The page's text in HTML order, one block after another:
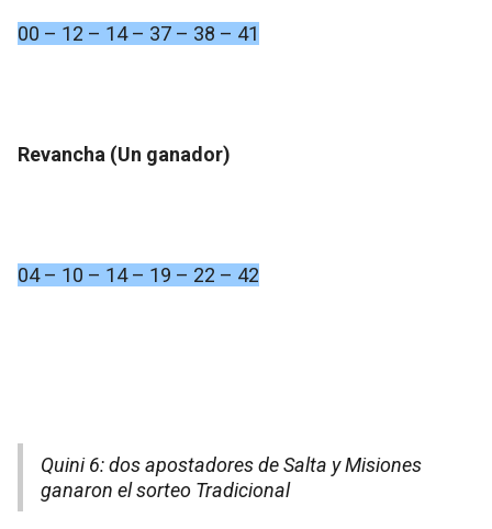
00 – 12 – 14 – 37 – 38 – 41
Revancha (Un ganador)
04 – 10 – 14 – 19 – 22 – 42
Quini 6: dos apostadores de Salta y Misiones
ganaron el sorteo Tradicional